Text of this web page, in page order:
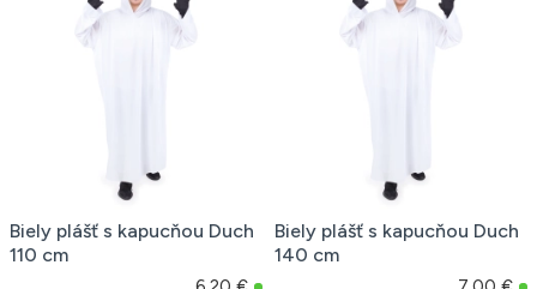
Biely plášť s kapucňou Duch
110 cm
Biely plášť s kapucňou Duch
140 cm